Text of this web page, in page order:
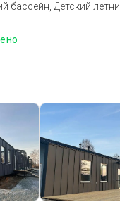
бассейн, Детский